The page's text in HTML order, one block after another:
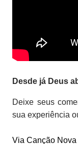
Desde já Deus
Deixe seus
sua experiência
Via Canção Nova